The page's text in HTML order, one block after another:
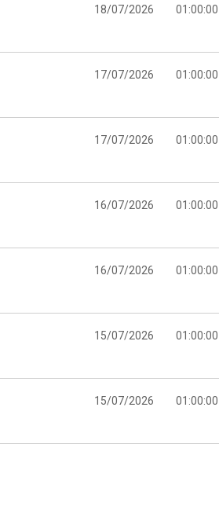
18/07/2026 01:00:00
17/07/2026 01:00:00
17/07/2026 01:00:00
16/07/2026 01:00:00
16/07/2026 01:00:00
15/07/2026 01:00:00
15/07/2026 01:00:00